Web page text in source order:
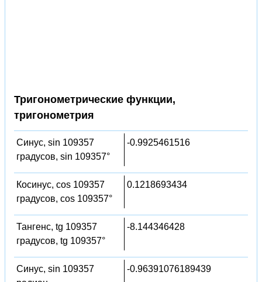
Тригонометрические функции,
тригонометрия
Синус, sin 109357
градусов, sin 109357°
-0.9925461516
Косинус, cos 109357
градусов, cos 109357°
0.1218693434
Тангенс, tg 109357
градусов, tg 109357°
-8.144346428
Синус, sin 109357
-0.96391076189439